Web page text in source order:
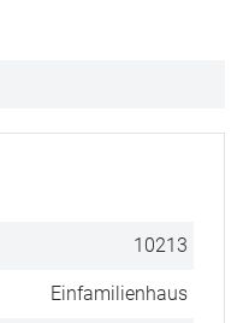
10213
Einfamilienhaus